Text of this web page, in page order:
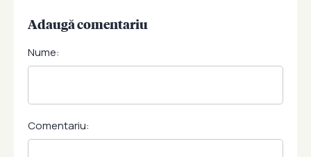
Adaugă comentariu
Nume:
Comentariu: